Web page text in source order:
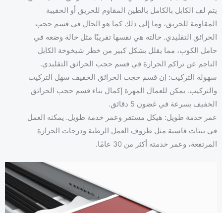
يتم لف الكابل بالكامل بالطين المقاوم للحريق أو الحقيبة
المقاومة للحريق، وما إلى ذلك كما هو الحال في قسم حجب
الحرائق التقليدي. حالته هي نفسها تقريبًا مثل حالة وضعه في
حامل الكوب، مما يقلل بشكل كبير من خطر شيخوخة الكابل
الناجم عن تراكم الحرارة في قسم حجب الحرائق التقليدي.
سهولة التركيب: إن قسم حجب الحرائق الخفيف سهل التركيب
والتركيب. يمكن للعمال المهرة إكمال بناء قسم حجب الحرائق
الخفيف بسرعة في غضون 5 دقائق.
عمر خدمة طويل: هيكل مستقر وعمر خدمة طويل. يمكنه العمل
في بيئات قاسية مثل ظروف العمل الرطبة ودرجات الحرارة
المرتفعة، وعمر خدمته أكثر من 30 عامًا.